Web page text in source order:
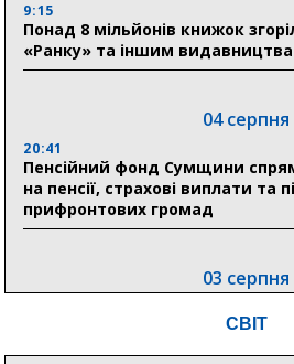
9:15
Понад 8 мільйонів книжок
«Ранку» та іншим
04 серпня
20:41
Пенсійний фонд Сумщини
на пенсії, страхові виплати та
прифронтових громад
03 серпня
Романько розширює програму
СВІТ